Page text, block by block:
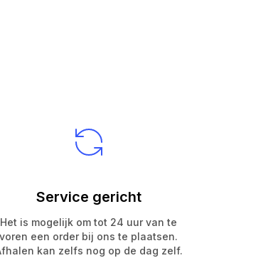
Service gericht
Het is mogelijk om tot 24 uur van te
voren een order bij ons te plaatsen.
kan zelfs nog op de dag zelf.